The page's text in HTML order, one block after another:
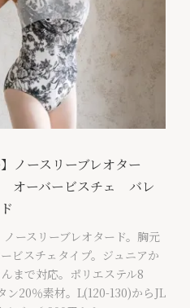
ノースリーブレオター
オーバービスチェ バレ
ースリーブレオタード。胸元
ビスチェタイプ。ジュニアか
まで対応。ポリエステル8
ン20％素材。L(120-130)からJL